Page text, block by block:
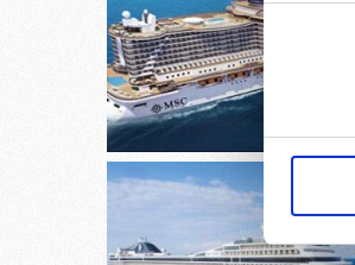
Selezione
del
consenso